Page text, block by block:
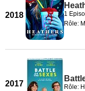
2018 1
Rôle:
2017 Rôle: